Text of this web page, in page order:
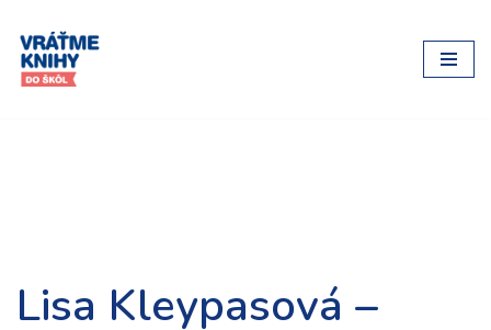
Preskočiť
na
Lisa Kleypasová –